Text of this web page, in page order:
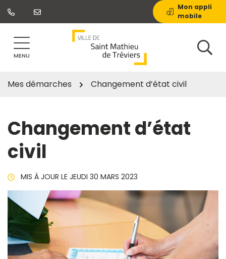
Aller
Mon appli
mobile
MENU
Mes démarches Changement d’état civil
Changement d’état
civil
MIS À JOUR LE JEUDI 30 MARS 2023